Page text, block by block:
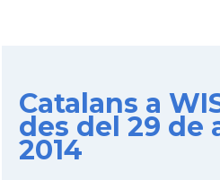
Catalans a
des del 29 de
2014